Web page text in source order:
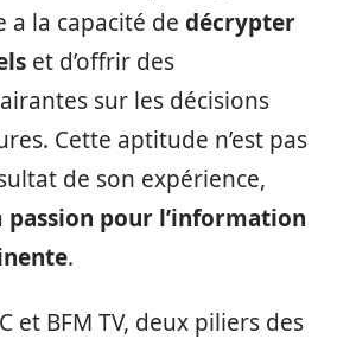
a la capacité de décrypter
et d’offrir des
sur les décisions
Cette aptitude n’est pas
de son expérience,
passion pour l’information
.
et BFM TV, deux piliers des